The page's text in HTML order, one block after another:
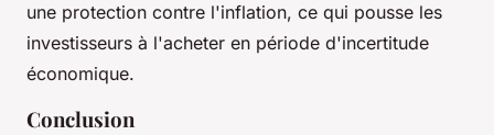
une protection contre l'inflation, ce qui pousse les
investisseurs à l'acheter en période d'incertitude
économique.
Conclusion